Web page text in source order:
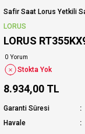
Safir Saat Lorus Yetkili
LORUS
LORUS
0 Yorum
Stokta Yok
8.934,00 TL
Garanti Süresi
Havale